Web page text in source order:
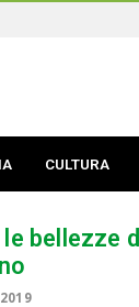
CULTURA
bellezze